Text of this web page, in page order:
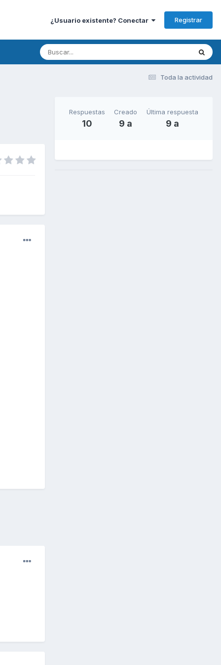
¿Usuario existente? Conectar Registrar
Toda la actividad
Respuestas
10
Creado
9 a
Última respuesta
9 a